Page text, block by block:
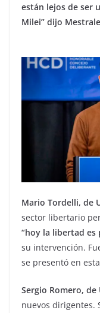
están lejos de ser
Milei” dijo
Mario Tordelli, de
sector libertario
“hoy la libertad es
su intervención.
se presentó en
Sergio Romero,
nuevos dirigentes.